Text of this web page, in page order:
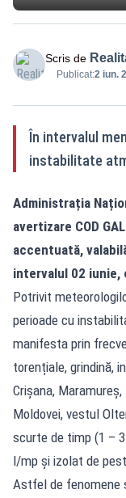
Scris de
Publicat:2 iun.
În intervalul
instabilitate
Administrația
avertizare COD
accentuată,
intervalul 02 iunie,
Potrivit
perioade cu
manifesta prin
torențiale, grindină,
Crișana,
Moldovei, vestul
scurte de timp (1 –
l/mp și izolat de
Astfel de fenomene